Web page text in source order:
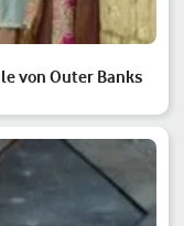
von Outer Banks